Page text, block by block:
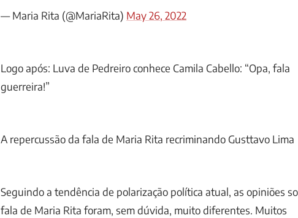
— Maria Rita (@MariaRita) May 26, 2022
Logo após: Luva de Pedreiro conhece Camila Cabello: “Opa, fala
guerreira!”
A repercussão da fala de Maria Rita recriminando Gusttavo Lima
Seguindo a tendência de polarização política atual, as opiniões
fala de Maria Rita foram, sem dúvida, muito diferentes. Muitos